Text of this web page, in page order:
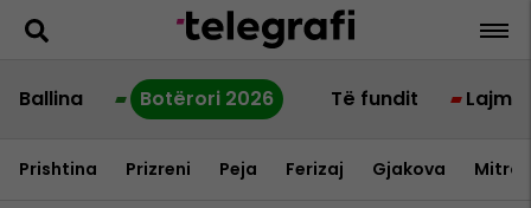
Ballina Botërori 2026 Të fundit Lajme
Prishtina Prizreni Peja Ferizaj Gjakova